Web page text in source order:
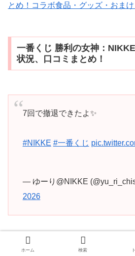
とめ！コラボ食品・グッズ・おまけ
一番くじ 勝利の女神：
状況、口コミまとめ！
7回で撤退できたよ✨
#NIKKE #一番くじ
— ゆーり@NIKKE
2026
ホーム 検索